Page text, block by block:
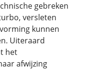
gebreken
versleten
kunnen
Uiteraard
het
afwijzing